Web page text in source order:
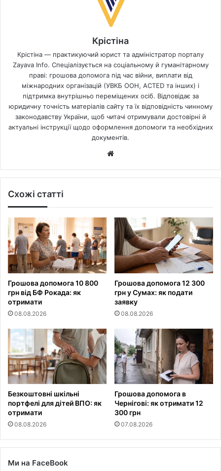
Крістіна
Крістіна — практикуючий юрист та адміністратор порталу
Zayava Info. Спеціалізується на соціальному й гуманітарному
праві: грошова допомога під час війни, виплати від
міжнародних організацій (УВКБ ООН, ACTED та інших) і
підтримка внутрішньо переміщених осіб. Відповідає за
юридичну точність матеріалів сайту та їх відповідність чинному
законодавству України, щоб читачі отримували достовірні й
актуальні інструкції щодо оформлення допомоги та необхідних
документів.
Схожі статті
Грошова допомога 10 800
грн від БФ Рокада: як
отримати
08.08.2026
Грошова допомога 12 300
грн у Сумах: як подати
заявку
08.08.2026
Безкоштовні шкільні
портфелі для дітей ВПО: як
отримати
08.08.2026
Грошова допомога в
Чернігові: як отримати 12
300 грн
07.08.2026
Ми на FaceBook